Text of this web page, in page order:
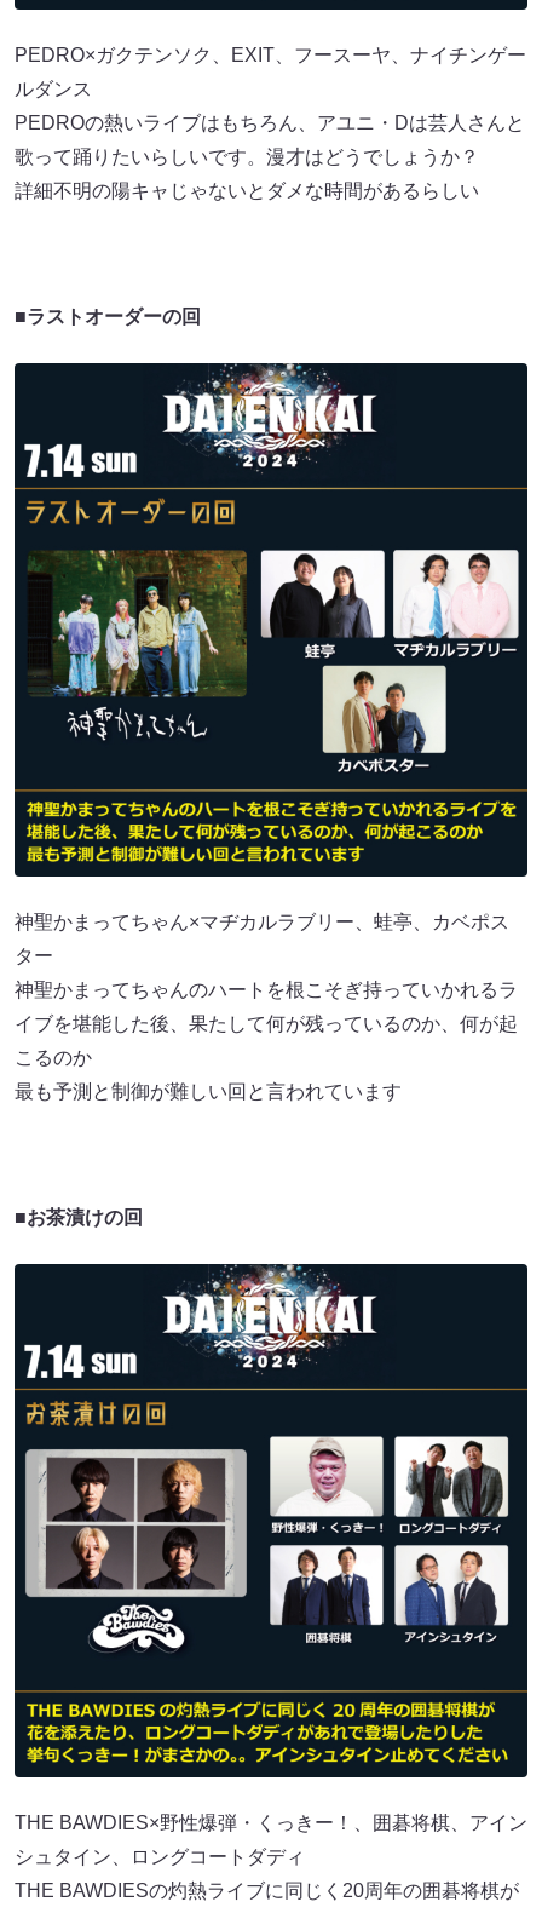
PEDRO×ガクテンソク、EXIT、フースーヤ、ナイチンゲー
ルダンス
PEDROの熱いライブはもちろん、アユニ・Dは芸人さんと
歌って踊りたいらしいです。漫才はどうでしょうか？
詳細不明の陽キャじゃないとダメな時間があるらしい
■ラストオーダーの回
神聖かまってちゃん×マヂカルラブリー、蛙亭、カベポス
ター
神聖かまってちゃんのハートを根こそぎ持っていかれるラ
イブを堪能した後、果たして何が残っているのか、何が起
こるのか
最も予測と制御が難しい回と言われています
■お茶漬けの回
THE BAWDIES×野性爆弾・くっきー！、囲碁将棋、アイン
シュタイン、ロングコートダディ
THE BAWDIESの灼熱ライブに同じく20周年の囲碁将棋が